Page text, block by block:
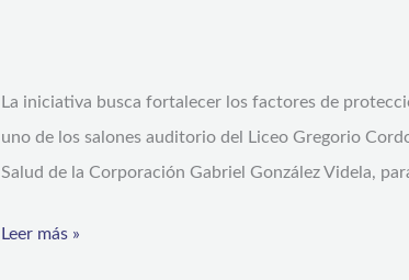
La iniciativa busca fortalecer los factores de
uno de los salones auditorio del Liceo Gregorio
Salud de la Corporación Gabriel González Videla,
EN
EDUCACIÓN
SEXUAL
Leer más »